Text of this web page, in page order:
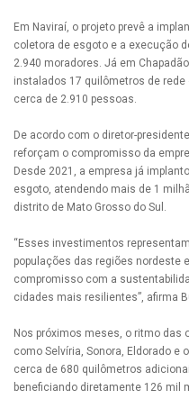
Em Naviraí, o projeto prevê a
coletora de esgoto e a execução
2.940 moradores. Já em
instalados 17 quilômetros de
cerca de 2.910 pessoas.
De acordo com o diretor-
reforçam o compromisso da
Desde 2021, a empresa já
esgoto, atendendo mais de 1
distrito de Mato Grosso do Sul.
“Esses investimentos
populações das regiões nordeste
compromisso com a
cidades mais resilientes”, afirma
Nos próximos meses, o ritmo das
como Selvíria, Sonora, Eldorado
cerca de 680 quilômetros
beneficiando diretamente 126 mil